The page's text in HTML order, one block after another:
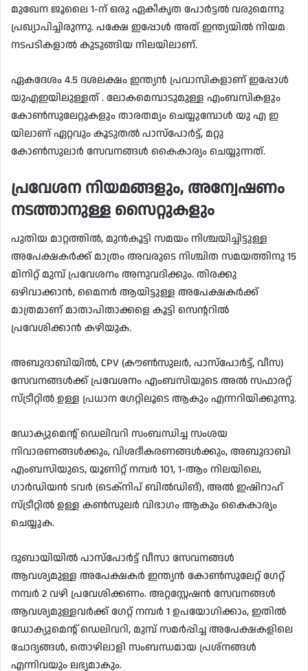
മുഖേന ജൂലൈ 1-ന് ഒരു ഏകീകൃത പോർട്ടൽ വരുമെന്നു
പ്രഖ്യാപിച്ചിരുന്നു. പക്ഷേ ഇപ്പോൾ അത് ഇന്ത്യയിൽ നിയമ
നടപടികളാൽ കുടുങ്ങിയ നിലയിലാണ്.
ഏകദേശം 4.5 ദശലക്ഷം ഇന്ത്യൻ പ്രവാസികളാണ് ഇപ്പോൾ
യുഎഇയിലുള്ളത് . ലോകമെമ്പാടുമുള്ള എംബസികളും
കോൺസുലേറ്റുകളും താരതമ്യം ചെയ്യുമ്പോൾ യു എ ഇ
യിലാണ് ഏറ്റവും കൂടുതൽ പാസ്‌പോർട്ട്, മറ്റു
കോൺസുലാർ സേവനങ്ങൾ കൈകാര്യം ചെയ്യുന്നത്.
പ്രവേശന നിയമങ്ങളും, അന്വേഷണം
നടത്താനുള്ള സൈറ്റുകളും
പുതിയ മാറ്റത്തിൽ, മുൻകൂട്ടി സമയം നിശ്ചയിച്ചിട്ടുള്ള
അപേക്ഷകർക്ക് മാത്രം അവരുടെ നിശ്ചിത സമയത്തിനു 15
മിനിറ്റ് മുമ്പ് പ്രവേശനം അനുവദിക്കും. തിരക്കു
ഒഴിവാക്കാൻ, മൈനർ ആയിട്ടുള്ള അപേക്ഷകർക്ക്
മാത്രമാണ് മാതാപിതാക്കളെ കൂട്ടി സെന്ററിൽ
പ്രവേശിക്കാൻ കഴിയുക.
അബുദാബിയിൽ, CPV (കൗൺസുലർ, പാസ്പോർട്ട്, വീസ)
സേവനങ്ങൾക്ക് പ്രവേശനം എംബസിയുടെ അൽ സഫാരറ്റ്
സ്ട്രീറ്റിൽ ഉള്ള പ്രധാന ഗേറ്റിലൂടെ ആകും എന്നറിയിക്കുന്നു.
ഡോക്യുമെന്റ് ഡെലിവറി സംബന്ധിച്ച സംശയ
നിവാരണങ്ങൾക്കും, വിശദീകരണങ്ങൾക്കും, അബുദാബി
എംബസിയുടെ, യൂണിറ്റ് നമ്പർ 101, 1-ആം നിലയിലെ,
ഗാർഡിയൻ ടവർ (ടെക്‌നിപ് ബിൽഡിങ്), അൽ ഇഷിറാഹ്
സ്ട്രീറ്റിൽ ഉള്ള കൺസുലർ വിഭാഗം ആകും കൈകാര്യം
ചെയ്യുക.
ദുബായിയില്‍ പാസ്പോര്‍ട്ട് വീസാ സേവനങ്ങൾ
ആവശ്യമുള്ള അപേക്ഷകര്‍ ഇന്ത്യൻ കോണ്‍സുലേറ്റ് ഗേറ്റ്
നമ്പര്‍ 2 വഴി പ്രവേശിക്കണം. അറ്റസ്റ്റേഷന്‍ സേവനങ്ങള്‍
ആവശ്യമുള്ളവര്‍ക്ക് ഗേറ്റ് നമ്പര്‍ 1 ഉപയോഗിക്കാം, ഇതില്‍
ഡോക്യുമെന്റ് ഡെലിവറി, മുമ്പ് സമര്‍പ്പിച്ച അപേക്ഷകളിലെ
ചോദ്യങ്ങള്‍, തൊഴിലാളി സംബന്ധമായ പ്രശ്നങ്ങള്‍
എന്നിവയും ലഭ്യമാകും.